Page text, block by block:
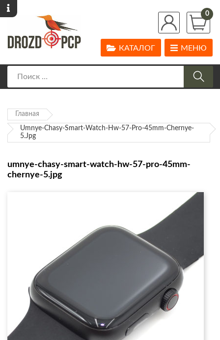
0
МЕНЮ
КАТАЛОГ
Главная
Umnye-Chasy-Smart-Watch-Hw-57-Pro-45mm-Chernye-
5.jpg
umnye-chasy-smart-watch-hw-57-pro-45mm-
chernye-5.jpg